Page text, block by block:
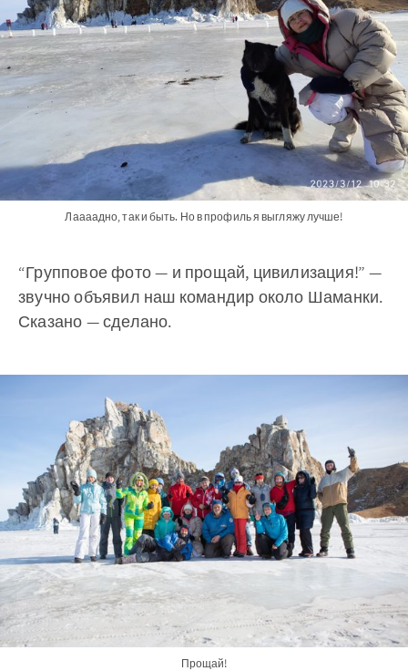
Лаааадно, так и быть. Но в профиль я выгляжу лучше!
“Групповое фото — и прощай, цивилизация!” —
звучно объявил наш командир около Шаманки.
Сказано — сделано.
Прощай!